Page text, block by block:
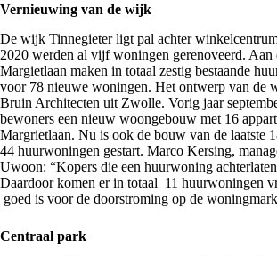
Vernieuwing van de wijk
De wijk Tinnegieter ligt pal achter
2020 werden al vijf woningen gerenoveerd. Aan
Margietlaan maken in totaal zestig bestaande
voor 78 nieuwe woningen. Het ontwerp van de
Bruin Architecten uit Zwolle. Vorig jaar
bewoners een nieuw woongebouw met 16
Margrietlaan. Nu is ook de bouw van de laatste
44 huurwoningen gestart. Marco Kersing,
Uwoon: “Kopers die een huurwoning
Daardoor komen er in totaal 11 huurwoningen
goed is voor de doorstroming op de
Centraal park